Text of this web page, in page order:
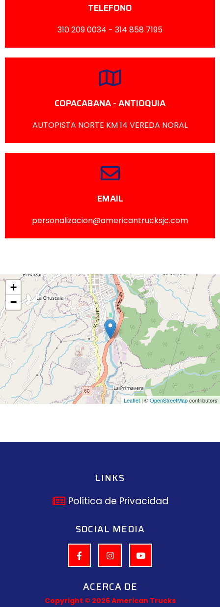
TELEFONO
310 209 0034 - 314 858 7195
COPACABANA - ANTIOQUIA
AUTOPISTA NORTE KM 14 VEREDA NORAL
EMAIL
personalizacion@americantrucksjc.com
+
−
Leaflet | ©OpenStreetMapcontributors
LINKS
Política de Privacidad
SOCIAL MEDIA
ACERCA DE
Copyright © 2026 American Trucks